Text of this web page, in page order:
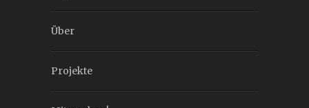
Über
Projekte